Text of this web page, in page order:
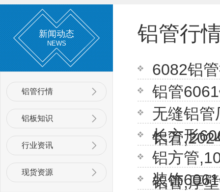
新闻动态
NEWS
铝管行情
铝板知识
行业资讯
现货资源
铝管行
6082铝
铝管
无缝铝
铝管
长方形
铝方管
铝管,厚
装饰